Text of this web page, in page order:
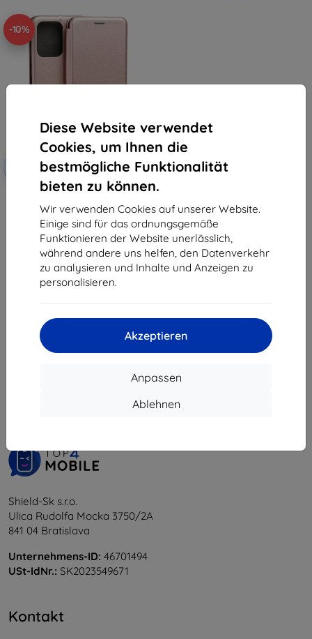
Diese Website verwendet
Cookies, um Ihnen die
bestmögliche Funktionalität
bieten zu können.
Wir verwenden Cookies auf unserer Website.
Einige sind für das ordnungsgemäße
Funktionieren der Website unerlässlich,
während andere uns helfen, den Datenverkehr
zu analysieren und Inhalte und Anzeigen zu
personalisieren.
Akzeptieren
Anpassen
Ablehnen
-10%
Rabatt
mit
Gutschein
EXTRA10
für Poco M7 Pro rosa und gold
8,90 €
8,01 €
Auf Lager > 5 Stk.
vom ganzen5.
Shield-Sk s.r.o.
Ulica Rudolfa Mocka 3750/2A
841 04 Bratislava
Unternehmens-ID: 46701494
USt-IdNr.: SK2023549671
Kontakt